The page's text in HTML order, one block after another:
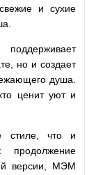
и сухие
но и создает
душа.
ценит уют и
стиле, что и
продолжение
версии, МЭМ